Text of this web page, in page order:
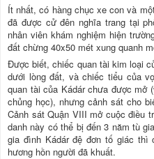
Ít nhất, có hàng chục xe con và
đã được cử đên nghĩa trang tại
nhân viên khám nghiệm hiện
đất chừng 40x50 mét xung quanh
Được biết, chiếc quan tài kim loại
dưới lòng đất, và chiếc tiểu của
quan tài của Kádár chưa được mở
chủng học), nhưng cảnh sát cho
Cảnh sát Quận VIII mở cuộc điều
danh này có thể bị đến 3 năm tù
gia đình Kádár đệ đơn tố giác
hương hồn người đã khuất.